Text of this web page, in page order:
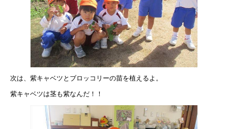
次は、紫キャベツとブロッコリーの苗を植えるよ。
紫キャベツは茎も紫なんだ！！